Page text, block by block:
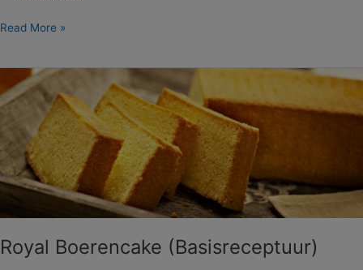
Read More »
Royal Boerencake (Basisreceptuur)
Royal
Boerencake
(Basisreceptuur)